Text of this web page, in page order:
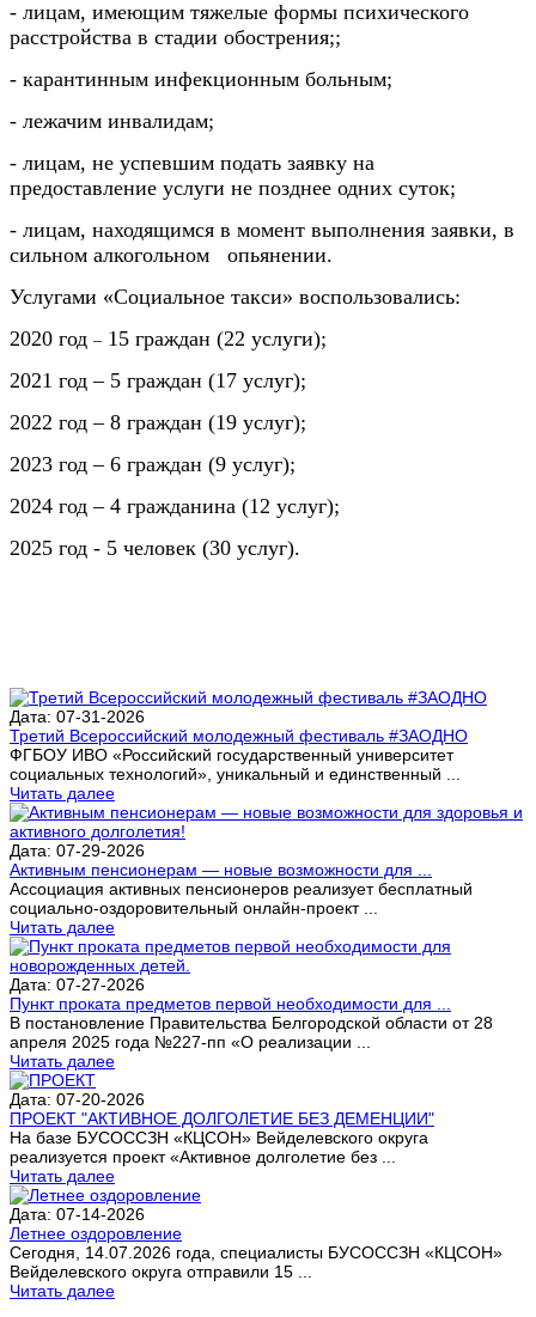
- лицам, имеющим тяжелые формы психического
расстройства в стадии обострения;;
- карантинным инфекционным больным;
- лежачим инвалидам;
- лицам, не успевшим подать заявку на
предоставление услуги не позднее одних суток;
- лицам, находящимся в момент выполнения заявки, в
сильном алкогольном опьянении.
Услугами «Социальное такси» воспользовались:
2020 год – 15 граждан (22 услуги);
2021 год – 5 граждан (17 услуг);
2022 год – 8 граждан (19 услуг);
2023 год – 6 граждан (9 услуг);
2024 год – 4 гражданина (12 услуг);
2025 год - 5 человек (30 услуг).
Дата: 07-31-2026
Третий Всероссийский молодежный фестиваль #ЗАОДНО
ФГБОУ ИВО «Российский государственный университет
социальных технологий», уникальный и единственный ...
Читать далее
Дата: 07-29-2026
Активным пенсионерам — новые возможности для ...
Ассоциация активных пенсионеров реализует бесплатный
социально-оздоровительный онлайн-проект ...
Читать далее
Дата: 07-27-2026
Пункт проката предметов первой необходимости для ...
В постановление Правительства Белгородской области от 28
апреля 2025 года №227-пп «О реализации ...
Читать далее
Дата: 07-20-2026
ПРОЕКТ "АКТИВНОЕ ДОЛГОЛЕТИЕ БЕЗ ДЕМЕНЦИИ"
На базе БУСОССЗН «КЦСОН» Вейделевского округа
реализуется проект «Активное долголетие без ...
Читать далее
Дата: 07-14-2026
Летнее оздоровление
Сегодня, 14.07.2026 года, специалисты БУСОССЗН «КЦСОН»
Вейделевского округа отправили 15 ...
Читать далее